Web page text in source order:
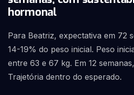
hormonal
Para Beatriz, expectativa em 72
14-19% do peso inicial. Peso
entre 63 e 67 kg. Em 12
Trajetória dentro do esperado.